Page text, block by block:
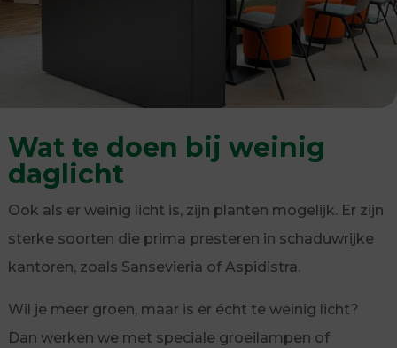
Wat te doen bij weinig
daglicht
Ook als er weinig licht is, zijn planten mogelijk. Er zijn
sterke soorten die prima presteren in schaduwrijke
kantoren, zoals Sansevieria of Aspidistra.
Wil je meer groen, maar is er écht te weinig licht?
Dan werken we met speciale groeilampen of